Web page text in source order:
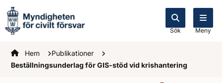
Sök Meny
Startsidan
Hem
Publikationer
Beställningsunderlag för GIS-stöd vid krishantering